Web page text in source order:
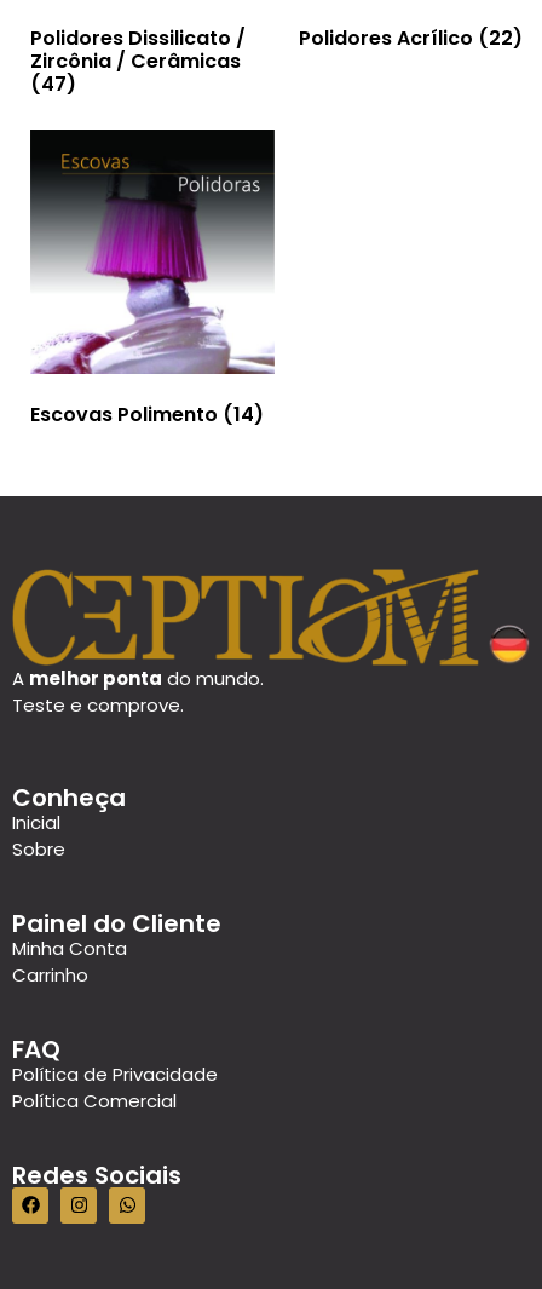
Polidores Dissilicato /
Zircônia / Cerâmicas
(47)
Polidores Acrílico (22)
Escovas Polimento (14)
A melhor ponta do mundo.
Teste e comprove.
Conheça
Inicial
Sobre
Painel do Cliente
Minha Conta
Carrinho
FAQ
Política de Privacidade
Política Comercial
Redes Sociais